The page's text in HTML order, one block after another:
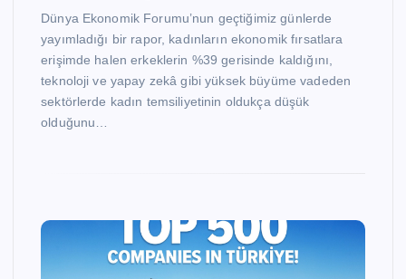
Dünya Ekonomik Forumu’nun geçtiğimiz günlerde
yayımladığı bir rapor, kadınların ekonomik fırsatlara
erişimde halen erkeklerin %39 gerisinde kaldığını,
teknoloji ve yapay zekâ gibi yüksek büyüme vadeden
sektörlerde kadın temsiliyetinin oldukça düşük
olduğunu…